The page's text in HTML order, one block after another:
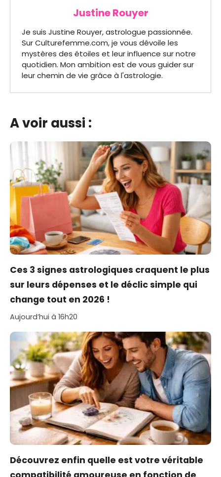
Justine Rouyer
Je suis Justine Rouyer, astrologue passionnée.
Sur Culturefemme.com, je vous dévoile les
mystères des étoiles et leur influence sur notre
quotidien. Mon ambition est de vous guider sur
leur chemin de vie grâce à l'astrologie.
A voir aussi :
Ces 3 signes astrologiques craquent le plus
sur leurs dépenses et le déclic simple qui
change tout en 2026 !
Aujourd’hui à 16h20
Découvrez enfin quelle est votre véritable